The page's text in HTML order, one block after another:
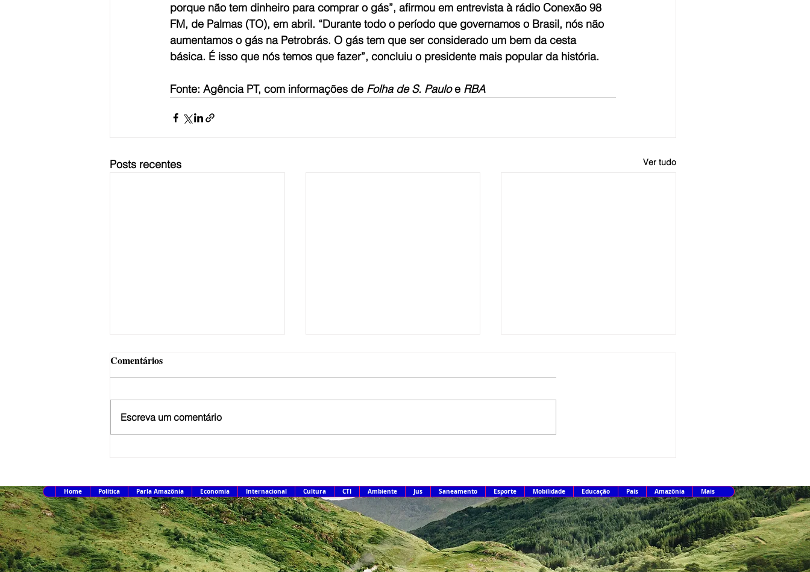
porque não tem dinheiro para comprar o gás”, afirmou em entrevista à rádio Conexão 98
FM, de Palmas (TO), em abril. “Durante todo o período que governamos o Brasil, nós não
aumentamos o gás na Petrobrás. O gás tem que ser considerado um bem da cesta
básica. É isso que nós temos que fazer”, concluiu o presidente mais popular da história.
Fonte: Agência PT, com informações de Folha de S. Paulo e RBA
Posts recentes Ver tudo
Em nova redução, Copom
ano
Famílias brasileiras perderam
2025
Receita paga nesta sexta-feira
IR 2026
Comentários
Escreva um comentário
Home Política Parla Amazônia Economia Internacional Cultura CTI Ambiente Jus Saneamento Esporte Mobilidade Educação País Amazônia Mais